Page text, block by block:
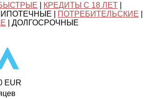
КРЕДИТЫ С 18 ЛЕТ
|
ПОТРЕБИТЕЛЬСКИЕ
| ДОЛГОСРОЧНЫЕ
EUR